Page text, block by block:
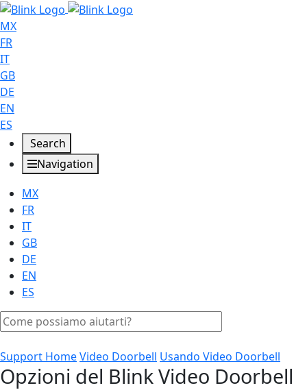
MX
FR
IT
GB
DE
EN
ES
Search
Navigation
MX
FR
IT
GB
DE
EN
ES
Support HomeVideo Doorbell Usando Video Doorbell
Opzioni del Blink Video Doorbell